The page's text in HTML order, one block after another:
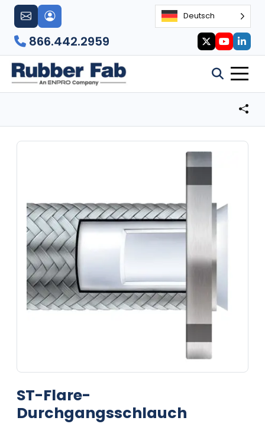
Deutsch
866.442.2959
ST-Flare-
Durchgangsschlauch